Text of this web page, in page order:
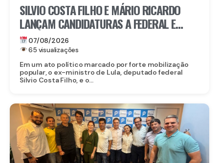
SILVIO COSTA FILHO E MÁRIO RICARDO
LANÇAM CANDIDATURAS A FEDERAL E
ESTADUAL EM IGARASSU COM APOIO DE
MIGUEL RICARDO
07/08/2026
65 visualizações
Em um ato político marcado por forte mobilização
popular, o ex-ministro de Lula, deputado federal
Silvio Costa Filho, e o...